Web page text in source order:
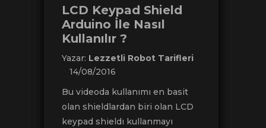
LCD Keypad Shield
Arduino İle Nasıl
Kullanılır ?
Yazar: Lezzetli Robot Tarifleri
14/08/2016
Bu videoda kullanımı en basit
olan shieldlardan biri olan LCD
keypad shieldı kullanmayı